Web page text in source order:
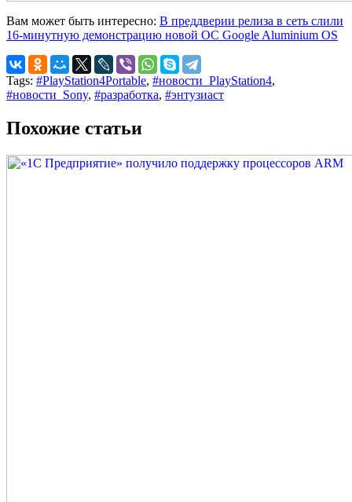
Вам может быть интересно: В преддверии релиза в сеть слили
16-минутную демонстрацию новой ОС Google Aluminium OS
Tags: #PlayStation4Portable, #новости_PlayStation4,
#новости_Sony, #разработка, #энтузиаст
Похожие статьи